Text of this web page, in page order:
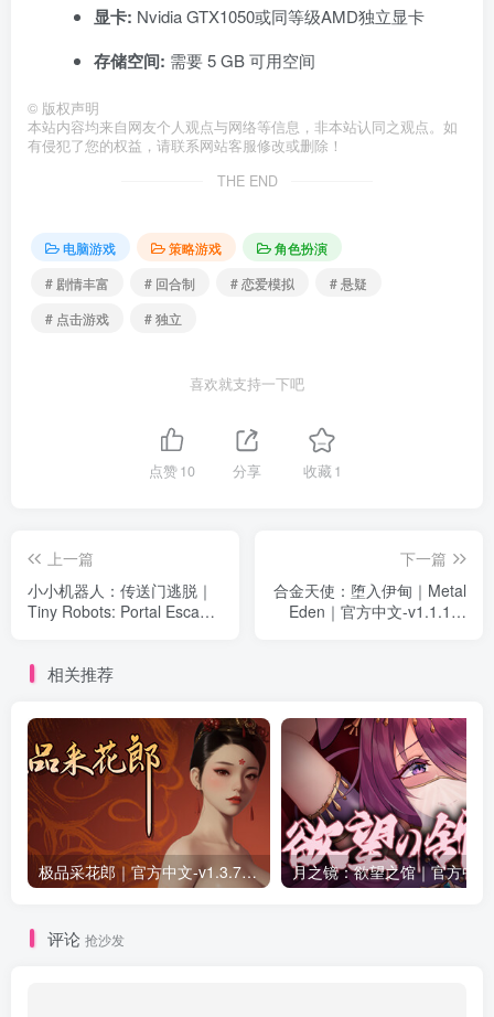
显卡: Nvidia GTX1050或同等级AMD独立显卡
存储空间: 需要 5 GB 可用空间
© 版权声明
本站内容均来自网友个人观点与网络等信息，非本站认同之观点。如
有侵犯了您的权益，请联系网站客服修改或删除！
THE END
电脑游戏 策略游戏
角色扮演
# 剧情丰富
# 回合制 # 恋爱模拟
# 悬疑
# 点击游戏
# 独立
喜欢就支持一下吧
点赞10 分享 收藏1
上一篇
小小机器人：传送门逃脱｜
Tiny Robots: Portal Escape
下一篇
合金天使：堕入伊甸｜Metal
Eden｜官方中文-v1.1.1｜
相关推荐
极品采花郎｜官方中文-v1.3.7+满金币初始存档+通关存档｜7.11G｜免安装
评论 抢沙发